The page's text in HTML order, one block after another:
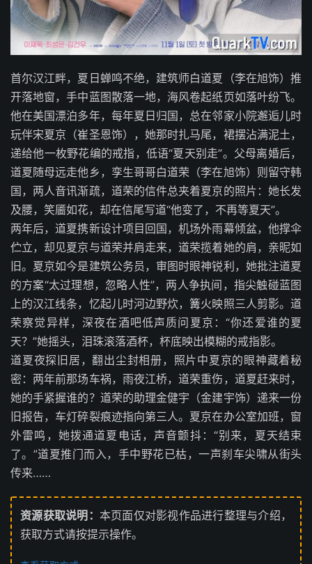
首尔汉江畔，夏日蝉鸣不绝，建筑师白道夏（李在旭饰）推
开落地窗，手中蓝图散落一地，海风卷起纸页如落叶纷飞。
他在美国漂泊多年，每年夏日归国，总在邻家小院邂逅儿时
玩伴宋夏京（崔圣恩饰），她那时扎马尾，裙摆沾满泥土，
递给他一枚野花编的戒指，低语“夏天别走”。父母离婚后，
道夏随母远走他乡，孪生哥哥白道荣（李在旭饰）则留守韩
国，两人音讯渐疏，道荣的信件总夹着夏京的照片：她长发
及腰，笑靥如花，却在信尾写道“他变了，不再等夏天”。
两年后，道夏携新设计项目回国，机场外雨幕倾盆，他撑伞
伫立，却见夏京与道荣并肩走来，道荣揽着她的肩，亲昵如
旧。夏京如今是建筑公务员，审图时眼神锐利，她批注道夏
的方案“太过理想，忽略人性”，两人争执间，指尖触碰蓝图
上的汉江线条，忆起儿时河边野炊，篝火映照三人剪影。道
荣察觉异样，深夜在酒吧低声质问夏京：“你还爱谁的夏
天？”她摇头，泪珠滚落酒杯，杯底映出模糊的戒指影。
道夏夜探旧居，翻出尘封相册，照片中夏京的眼神藏着秘
密：两年前那场车祸，雨夜江桥，道荣重伤，道夏赶来时，
她的手紧握谁的？道荣的助理金健宇（金建宇饰）递来一份
旧报告，车灯碎裂痕迹指向第三人。夏京在办公室加班，窗
外雷鸣，她拨通道夏电话，声音颤抖：“别来，夏天结束
了。”道夏推门而入，手中野花已枯，一声刹车尖啸从街头
传来……
资源获取说明： 本页面仅对影视作品进行整理与介绍，
获取方式请按提示操作。